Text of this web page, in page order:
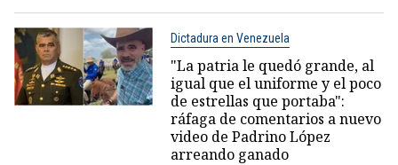
Dictadura en Venezuela
"La patria le quedó grande, al
igual que el uniforme y el poco
de estrellas que portaba":
ráfaga de comentarios a nuevo
video de Padrino López
arreando ganado